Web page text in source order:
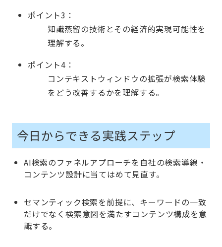
ポイント3：
知識蒸留の技術とその経済的実現可能性を
理解する。
ポイント4：
コンテキストウィンドウの拡張が検索体験
をどう改善するかを理解する。
今日からできる実践ステップ
AI検索のファネルアプローチを自社の検索導線・
コンテンツ設計に当てはめて見直す。
セマンティック検索を前提に、キーワードの一致
だけでなく検索意図を満たすコンテンツ構成を意
識する。